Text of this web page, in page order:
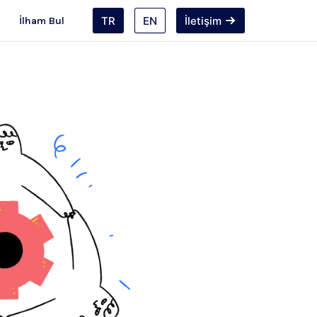
İlham Bul TR EN İletişim